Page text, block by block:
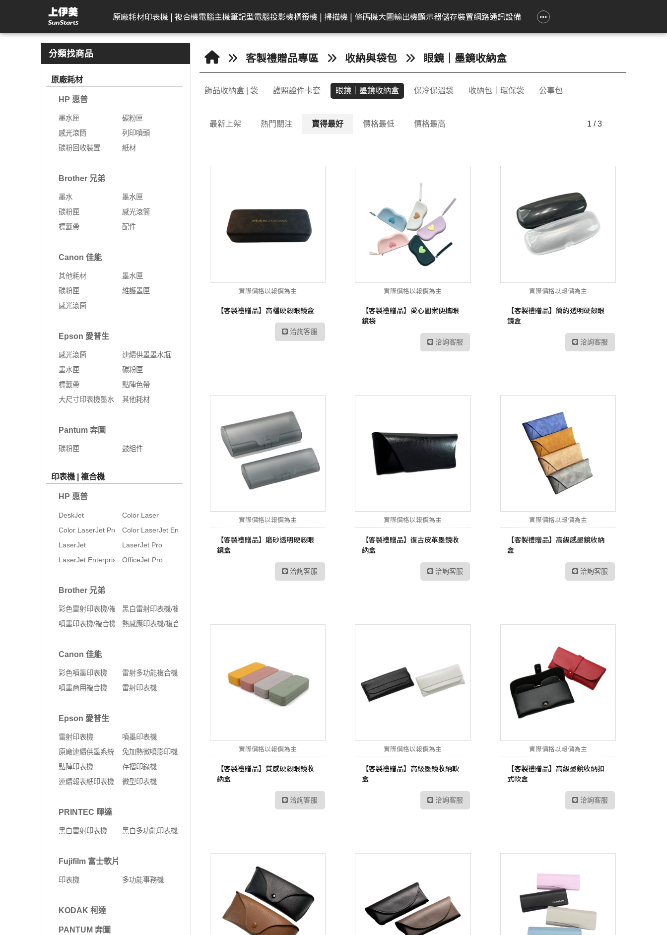
眼鏡｜墨鏡收納盒 | 上伊美辦公用品網 企業大宗採購專區企業禮贈品採購專區
原廠耗材
感光滾筒
列印噴頭
Brother 兄弟
墨水
墨水匣
感光滾筒
配件
Canon 佳能
其他耗材
墨水匣
維護墨匣
Epson 愛普生
感光滾筒
連續供墨墨水瓶
碳粉匣
點陣色帶
Pantum 奔圖
碳粉匣
鼓組件
印表機 | 複合機
HP 惠普
DeskJet
Color Laser
Color LaserJet Pro
Color LaserJet
Enterprise
LaserJet Pro
LaserJet Enterprise
OfficeJet Pro
Brother 兄弟
彩色雷射印表機/複合
機
Canon 佳能
彩色噴墨印表機
雷射多功能複合機
雷射印表機
Epson 愛普生
雷射印表機
噴墨印表機
免加熱微噴影印機
存摺印錄機
連續報表紙印表機
微型印表機
PRINTEC 暉達
黑白雷射印表機
黑白多功能印表機
Fujifilm 富士軟片
印表機
多功能事務機
電腦主機
工作站繪圖卡
HP 惠普
Leadtek 麗臺
Lenovo 聯想
ASUS 華碩
迷你電腦
ECS 精強
ACER 宏碁
電腦零件組
AMD 美商超微
桌上型主機
DELL 戴爾
HP 惠普
ASUS 華碩
MSI 微星
GIGABYTE 技嘉
精簡型電腦
ASUS 華碩
HP 惠普
Leadtek 麗臺
Supermicro 美超微
MSI 微星
DELL 戴爾
HP 惠普
Lenovo 聯想
筆記型電腦
gram
gram Pro
gram Pro 2in1
HP 惠普
OmniBook
OMEN
MSI 微星
筆電
電競掌機
Apple
MacBook Air
MacBook Pro
Acer 宏碁
Swift Go
Nitro Lite
Aspire Lite
投影機
Logitech 羅技
ACER 宏碁
投影機
LG
CineBeam
ProBeam
BenQ 明碁
投影機
Epson 愛普生
商務應用投影機
高階工程投影機
LightScene 雷射投影
旗艦雷射
雷射短焦
標籤機 | 掃描機 | 條碼機
Kodak 柯達
掃描器
Epson 愛普生
標籤機
文件掃描器
可攜式掃描器
Canon 佳能
文件掃描器
平台式掃描器
Brother 兄弟
快速列印標籤機
家居及小型辦公室標籤
掃描機
HPRT 漢印
條碼標籤機
條碼掃瞄器
AIMO 愛墨
熱感應標籤機
大圖輸出機
Canon 佳能
24吋(A1 )
36-42吋(A0 )
60吋(1.5公尺)
Epson 愛普生
影像繪圖機
廣告大圖輸出機
DesignJet
顯示器
DELL 戴爾
一般顯示器
曲面顯示器
遊戲專用顯示器
AeroTouch 富動
互動式顯示器
KATAI
顯示器周邊
MSI 微星
平面商務螢幕
亮麗旋轉螢幕
曲面螢幕
Philips 飛利浦
專業顯示器
Lenovo 聯想
工作用螢幕
家用螢幕
ASUS 華碩
HP 惠普
商用顯示器
LG
Full HD & QHD螢幕
MyView智慧螢幕
UltraFine高畫質編輯
螢幕
UltraWide多工作業螢
UltraGear專業電競螢
儲存裝置
APACER 宇瞻
隨身碟
記憶卡
行動硬碟
SSD固態硬碟
TEAM 十銓
記憶體
記憶卡
隨身碟
Transcend 創見
內接式固態硬碟
外接式固態硬碟
隨身碟
行車紀錄器
Gigastone 立達
固態硬碟
記憶體
ASUS 華碩
SSD 固態硬碟
MSI 微星
外接式SSD固態硬碟
SSD固態硬碟
隨身碟
記憶卡
工業用SSD
網路通訊設備
D-Link 友訊
無網管型網路交換器
網管型交換器
10G網路交換器
智慧型無線網路基地台
智慧型網路交換器
光纖收發器
電源供應器
Zyxel 兆勤
次世代防火牆
VPN防火牆
無線網路
MSI 微星
Performance
Mainstream
Network Adapter
Edgecore 鈺登
無線基地台
交換器
TP-Link
無線網狀路由器
無線分享器
商用網路通訊設備
VIVITEK 麗訊
PCI-E 無線網卡
10G PCIe有線網路卡
藍芽
ExpertWIFI商用系列
無線路由器
Hytera 海能達對講機
數位雙模對講機
數位雙模中繼台
數位傳輸系統
TETRA數位對講機
HYT 專業無線電對講
Hytera 原廠配件
Linksys
路由器
Mercusys 水星
Mesh 網狀路由器
無線分享器
LTE 路由器
訊號延伸器
USB 無線網卡
交換器
PoE 供電交換器
分類找商品
原廠耗材
HP 惠普
墨水匣
碳粉匣
感光滾筒
列印噴頭
碳粉回收裝置
紙材
Brother 兄弟
墨水
墨水匣
碳粉匣
感光滾筒
標籤帶
配件
Canon 佳能
其他耗材
墨水匣
碳粉匣
維護墨匣
感光滾筒
Epson 愛普生
感光滾筒
連續供墨墨水瓶
墨水匣
碳粉匣
標籤帶
點陣色帶
大尺寸印表機墨水
其他耗材
Pantum 奔圖
碳粉匣 鼓組件
印表機 | 複合機
HP 惠普
DeskJet
Color Laser
Color LaserJet Pro
Color LaserJet Enterprise
LaserJet
LaserJet Pro
LaserJet Enterprise
OfficeJet Pro
Brother 兄弟
彩色雷射印表機/複合機黑白雷射印表機/複合機
噴墨印表機/複合機
熱感應印表機/複合機
Canon 佳能
彩色噴墨印表機
雷射多功能複合機
噴墨商用複合機
雷射印表機
Epson 愛普生
雷射印表機
噴墨印表機
原廠連續供墨系統
免加熱微噴影印機
點陣印表機
存摺印錄機
連續報表紙印表機
微型印表機
PRINTEC 暉達
黑白雷射印表機 黑白多功能印表機
Fujifilm 富士軟片
印表機 多功能事務機
KODAK 柯達
PANTUM 奔圖
客製禮贈品專區 收納與袋包 眼鏡｜墨鏡收納盒
飾品收納盒 | 袋 護照證件卡套 眼鏡｜墨鏡收納盒 保冷保溫袋 收納包｜環保袋 公事包
最新上架 熱門關注 賣得最好 價格最低 價格最高 1 / 3
實際價格以報價為主
【客製禮贈品】高檔硬殼眼鏡盒
洽詢客服
實際價格以報價為主
【客製禮贈品】愛心圖案便攜眼
鏡袋
洽詢客服
實際價格以報價為主
【客製禮贈品】簡約透明硬殼眼
鏡盒
洽詢客服
實際價格以報價為主
【客製禮贈品】磨砂透明硬殼眼
鏡盒
洽詢客服
實際價格以報價為主
【客製禮贈品】復古皮革墨鏡收
納盒
洽詢客服
實際價格以報價為主
【客製禮贈品】高級感墨鏡收納
盒
洽詢客服
實際價格以報價為主
【客製禮贈品】質感硬殼眼鏡收
納盒
洽詢客服
實際價格以報價為主
【客製禮贈品】高級墨鏡收納軟
盒
洽詢客服
實際價格以報價為主
【客製禮贈品】高級墨鏡收納扣
式軟盒
洽詢客服